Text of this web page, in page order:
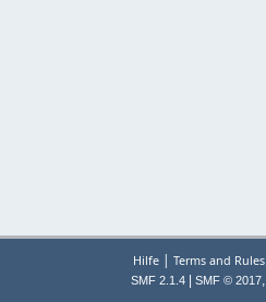
Hilfe | Terms and Rules
SMF 2.1.4 SMF © 2017,